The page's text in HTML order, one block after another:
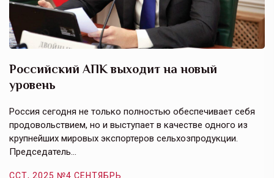
Российский АПК выходит на новый
уровень
Россия сегодня не только полностью обеспечивает себя
продовольствием, но и выступает в качестве одного из
крупнейших мировых экспортеров сельхозпродукции.
Председатель…
ССТ, 2025 №4 СЕНТЯБРЬ